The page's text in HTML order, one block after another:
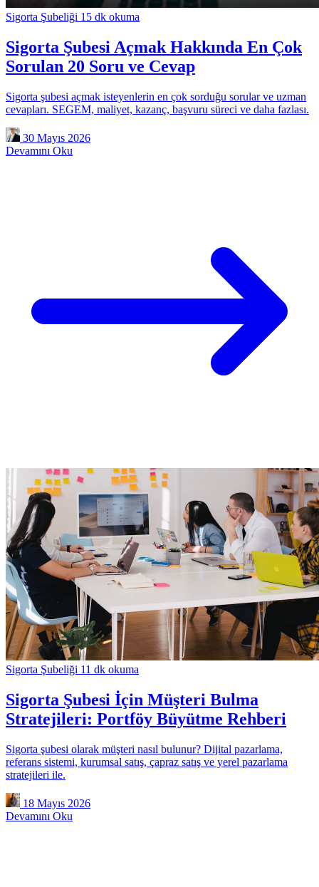
Sigorta Şubeliği 15 dk okuma
Sigorta Şubesi Açmak Hakkında En Çok
Sorulan 20 Soru ve Cevap
Sigorta şubesi açmak isteyenlerin en çok sorduğu sorular ve uzman
cevapları. SEGEM, maliyet, kazanç, başvuru süreci ve daha fazlası.
30 Mayıs 2026
Devamını Oku
Sigorta Şubeliği 11 dk okuma
Sigorta Şubesi İçin Müşteri Bulma
Stratejileri: Portföy Büyütme Rehberi
Sigorta şubesi olarak müşteri nasıl bulunur? Dijital pazarlama,
referans sistemi, kurumsal satış, çapraz satış ve yerel pazarlama
stratejileri ile.
18 Mayıs 2026
Devamını Oku